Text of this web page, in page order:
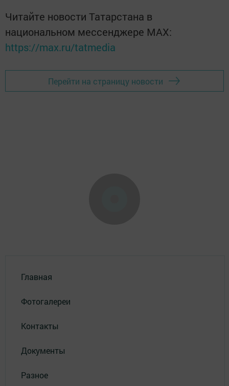
Читайте новости Татарстана в
национальном мессенджере MАХ:
https://max.ru/tatmedia
Перейти на страницу новости
Главная
Фотогалереи
Контакты
Документы
Разное